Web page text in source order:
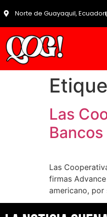
Norte de Guayaquil, Ecuador
Las
Las
firmas
americano,